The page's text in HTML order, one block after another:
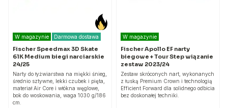
W magazynie Darmowa dostawa
Fischer Speedmax 3D Skate
61K Medium biegi narciarskie
24/25
Narty do łyżwiarstwa na miękki śnieg,
średnio sztywne, lekki czubek i pięta,
materiał Air Core i włókna węglowe,
bok do woskowania, waga 1030 g/186
cm.
W magazynie
Fischer Apollo EF narty
biegowe + Tour Step wiązanie
zestaw 2023/24
Zestaw skróconych nart, wykonanych
z łuską Premium Crown i technologią
Efficient Forward dla solidnego odbicia
bez doskonałej techniki.